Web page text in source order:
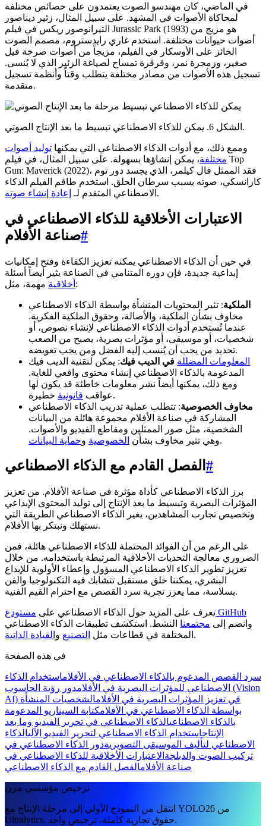
في الماضي، كان مهندسو الصوت يعتمدون على خصائص مختلفة
لمحاكاة الأصوات في المشهد. على سبيل المثال، زئير ديناصور
التيرانوصور ريكس في فيلم Jurassic Park (1993) هو مزيج من
أصوات حيوانات مختلفة. استخدم غاري رايدستروم، مصمم الصوت
الحائز على الأوسكار في الفيلم، مزيجاً من أصوات صرخة فيل
صغير، وزمجرة نمر، وقرقرة تمساح لصياغة الزئير الذي لا يُنسى.
تسجيل هذه الأصوات من مصادر مختلفة يتطلب وقتاً وأنظمة تسجيل
متقدمة.
الشكل 6. يمكن للذكاء الاصطناعي تبسيط ما بعد الإنتاج الصوتي.
وممع ذلك، مع أدوات الذكاء الاصطناعي التي يمكنها توليد أصوات
مختلفة، يمكن إنشاؤها بسهولة. على سبيل المثال، في فيلم Top
Gun: Maverick (2022)، فقد الممثل فال كيلمر، الذي يجسد دور توم
كازانسكي، صوته بسبب سرطان الحلق. استخدم طاقم الفيلم الذكاء
الاصطناعي المتقدم لـ إعادة إنشاء صوته .
الاعتبارات الأخلاقية للذكاء الاصطناعي في
صناعة الأفلام#
في حين أن الذكاء الاصطناعي يمكنه تعزيز الكفاءة وفتح إمكانيات
إبداعية جديدة، فإن دوره المتنامي في الصناعة يثير أيضاً أسئلة
أخلاقية مهمة، مثل:
الملكية: تثير المحتويات المنشأة بواسطة الذكاء الاصطناعي
مخاوف بشأن الملكية، والأصالة، وحقوق الملكية الفكرية.
عندما تُستخدم أدوات الذكاء الاصطناعي لإنشاء نصوص، أو
شخصيات، أو موسيقى، أو مؤثرات بصرية، يصبح من الصعب
تحديد من يجب أن يُنسب إليه الفضل ومن يجب تعويضه.
المعلومات المضللة في الديب فيك: يمكن لتقنية الديب فيك
المدعومة بالذكاء الاصطناعي إنشاء محتوى واقعي للغاية.
ومع ذلك، يمكنها أيضاً نشر معلومات خاطئة قد يكون لها
عواقب قانونية
خطيرة.
مخاوف الخصوصية: تتطلب عملية تدريب الذكاء الاصطناعي
المشاركة في صناعة الأفلام مجموعة هائلة من البيانات
الشخصية، مثل صور الممثلين ومقاطع الفيديو والأصوات.
وهي تثير مخاوف بشأن الخصوصية وحماية البيانات .
الفصل القادم مع الذكاء الاصطناعي #
برز الذكاء الاصطناعي كأداة مؤثرة في صناعة الأفلام. من تعزيز
المؤثرات البصرية وتبسيط ما بعد الإنتاج إلى توليد المحتوى الإبداعي
وتخصيص تجارب المشاهدين، يغير الذكاء الاصطناعي الطريقة التي
نستهلك ونبتكر بها الأفلام.
على الرغم من أن الفوائد المحتملة للذكاء الاصطناعي هائلة، فمن
الضروري معالجة التحديات الأخلاقية المرتبطة باستخدامه. من خلال
تعزيز تطوير الذكاء الاصطناعي المسؤول وإعطاء الأولوية للإبداع
البشري، يمكننا خلق مستقبل تتشابك فيه التكنولوجيا والفن
بسلاسة، مما يعزز تجربة سرد القصص مع احترام القيم الفنية.
تعرف على المزيد حول الذكاء الاصطناعي على مستودع GitHub
وانضم إلى مجتمعنا النشط. استكشف تطبيقات الذكاء الاصطناعي
المختلفة في قطاعات مثل التصنيع و القيادة الذاتية .
في هذه الصفحة
سرد القصص المدعوم بالذكاء الاصطناعي في الأفلاماستخدام الذكاء
الاصطناعي للمؤثرات البصرية في الأفلامدور رؤية الحاسوب (Vision
AI) في تعزيز المؤثرات البصرية في الأفلامالشخصيات المنشأة
بواسطة الذكاء الاصطناعي في الأفلامكتابة السيناريو المدعومة
بالذكاء الاصطناعيالذكاء الاصطناعي في تحرير الفيديو وما بعد
الإنتاجاستخدام الذكاء الاصطناعي لتحرير الفيديو الآليالذكاء
الاصطناعي لتأليف الموسيقى التصويريةدور الذكاء الاصطناعي في
تركيب الصوت والدبلجة الاعتبارات الأخلاقية للذكاء الاصطناعي في
صناعة الأفلامالفصل القادم مع الذكاء الاصطناعي
ترخيص مؤسسي مرن
انتقل من النموذج الأولي إلى مرحلة الإنتاج مع YOLO26 من
Ultralytics. حقوق تجارية كاملة، ترخيص واحد.